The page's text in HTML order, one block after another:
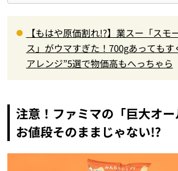
【もはや原価割れ!?】業スー「スモ
ス」がウマすぎた！700gあってもす
アレンジ”5選で物価高もへっちゃら
注意！ファミマの「巨大オ
お値段そのままじゃない!?